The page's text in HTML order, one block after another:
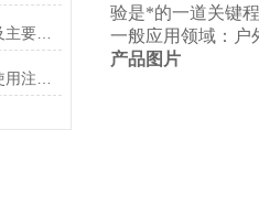
什么是深海海底水压试验装置及主要组成
验是*的一道关键程
一般应用领域：户
产品图片